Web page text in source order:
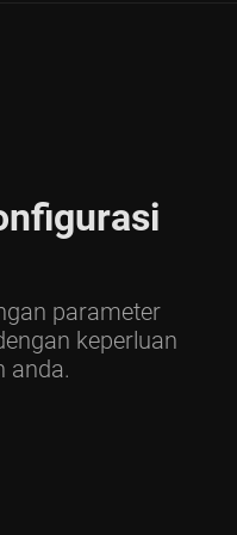
parameter
keperluan
anda.